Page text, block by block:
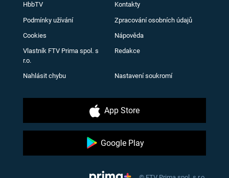
HbbTV Kontakty
Podmínky užívání Zpracování osobních údajů
Cookies Nápověda
Vlastník FTV Prima spol. s
r.o.
Redakce
Nahlásit chybu Nastavení soukromí
App Store
Google Play